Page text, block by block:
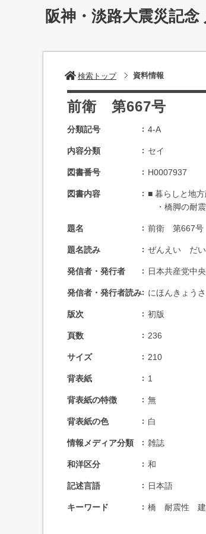
阪神・淡路大震災記
検索トップ 資料情報
前衛 第667号
分類記号 4-A
内容分類 セイ
図書番号 H0007937
図書内容
■ 暮らしと地
・橋脚の耐震
題名 前衛 第667号
題名読み ぜんえい だい
発信者・発行者 日本共産党中
発信者・発行者読み にほんきょう
版次 初版
頁数 236
サイズ 210
背表紙 1
背表紙の特徴 無
背表紙の色 白
情報メディア分類 雑誌
和洋区分 和
記述言語 日本語
キーワード 橋 耐震性 建